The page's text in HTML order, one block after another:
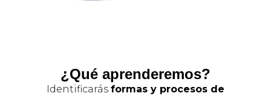
¿Qué aprenderemos?
Identificarás formas y procesos de